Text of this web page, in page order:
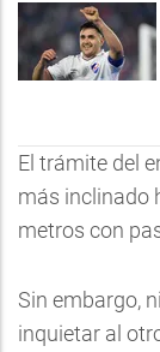
El trámite del
más inclinado
metros con
Sin embargo,
inquietar al